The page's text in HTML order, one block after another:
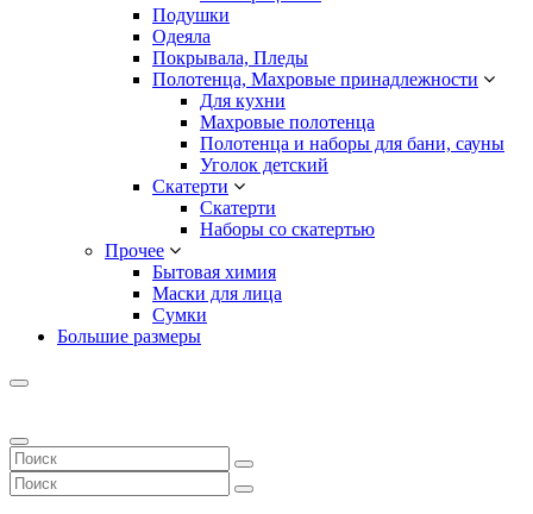
Подушки
Одеяла
Покрывала, Пледы
Полотенца, Махровые принадлежности
Для кухни
Махровые полотенца
Полотенца и наборы для бани, сауны
Уголок детский
Скатерти
Скатерти
Наборы со скатертью
Прочее
Бытовая химия
Маски для лица
Сумки
Большие размеры